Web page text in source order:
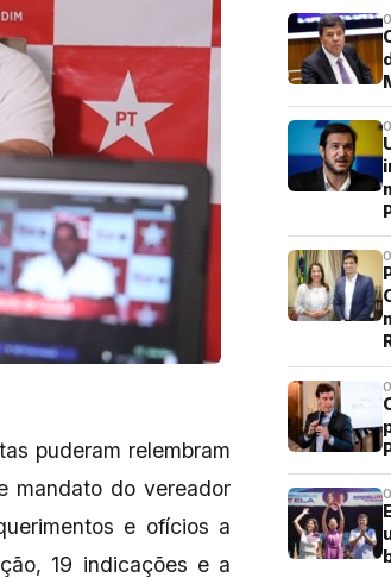
puderam relembram
mandato do vereador
e ofícios a
19 indicações e a